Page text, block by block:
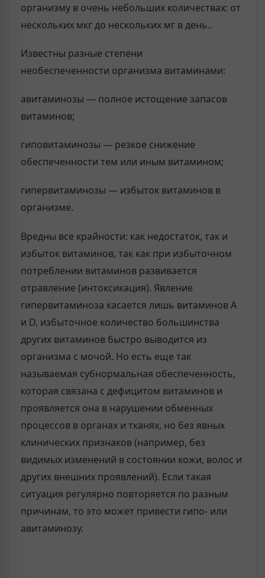
организму в очень небольших количествах: от
нескольких мкг до нескольких мг в день..
Известны разные степени
необеспеченности организма витаминами:
авитаминозы — полное истощение запасов
витаминов;
гиповитаминозы — резкое снижение
обеспеченности тем или иным витамином;
гипервитаминозы — избыток витаминов в
организме.
Вредны все крайности: как недостаток, так и
избыток витаминов, так как при избыточном
потреблении витаминов развивается
отравление (интоксикация). Явление
гипервитаминоза касается лишь витаминов А
и D, избыточное количество большинства
других витаминов быстро выводится из
организма с мочой. Но есть еще так
называемая субнормальная обеспеченность,
которая связана с дефицитом витаминов и
проявляется она в нарушении обменных
процессов в органах и тканях, но без явных
клинических признаков (например, без
видимых изменений в состоянии кожи, волос и
других внешних проявлений). Если такая
ситуация регулярно повторяется по разным
причинам, то это может привести гипо- или
авитаминозу.